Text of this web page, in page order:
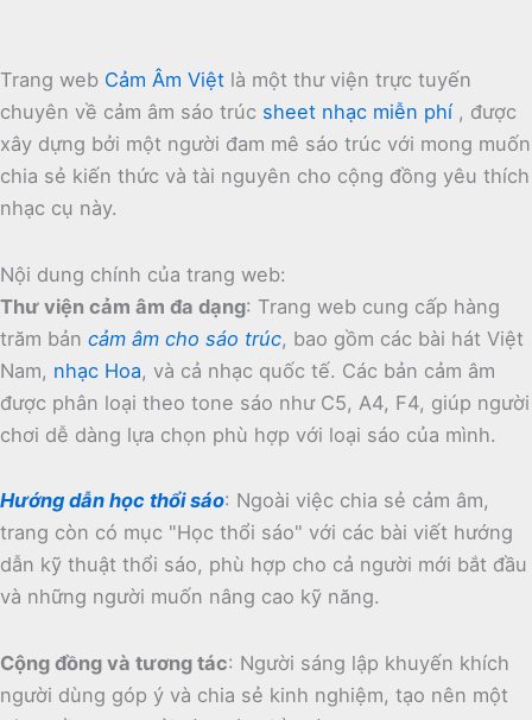
Trang web Cảm Âm Việt là một thư viện trực tuyến
chuyên về cảm âm sáo trúc sheet nhạc miễn phí , được
xây dựng bởi một người đam mê sáo trúc với mong muốn
chia sẻ kiến thức và tài nguyên cho cộng đồng yêu thích
nhạc cụ này.
Nội dung chính của trang web:
Thư viện cảm âm đa dạng: Trang web cung cấp hàng
trăm bản cảm âm cho sáo trúc, bao gồm các bài hát Việt
Nam, nhạc Hoa, và cả nhạc quốc tế. Các bản cảm âm
được phân loại theo tone sáo như C5, A4, F4, giúp người
chơi dễ dàng lựa chọn phù hợp với loại sáo của mình.
Hướng dẫn học thổi sáo: Ngoài việc chia sẻ cảm âm,
trang còn có mục "Học thổi sáo" với các bài viết hướng
dẫn kỹ thuật thổi sáo, phù hợp cho cả người mới bắt đầu
và những người muốn nâng cao kỹ năng.
Cộng đồng và tương tác: Người sáng lập khuyến khích
người dùng góp ý và chia sẻ kinh nghiệm, tạo nên một